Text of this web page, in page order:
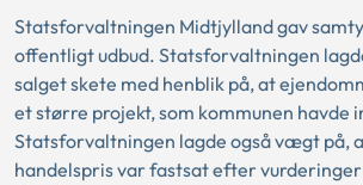
Statsforvaltningen Midtjylland gav
offentligt udbud. Statsforvaltningen
salget skete med henblik på, at
et større projekt, som kommunen havde
Statsforvaltningen lagde også vægt på,
handelspris var fastsat efter